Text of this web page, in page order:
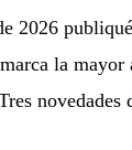
2026
la mayor
novedades